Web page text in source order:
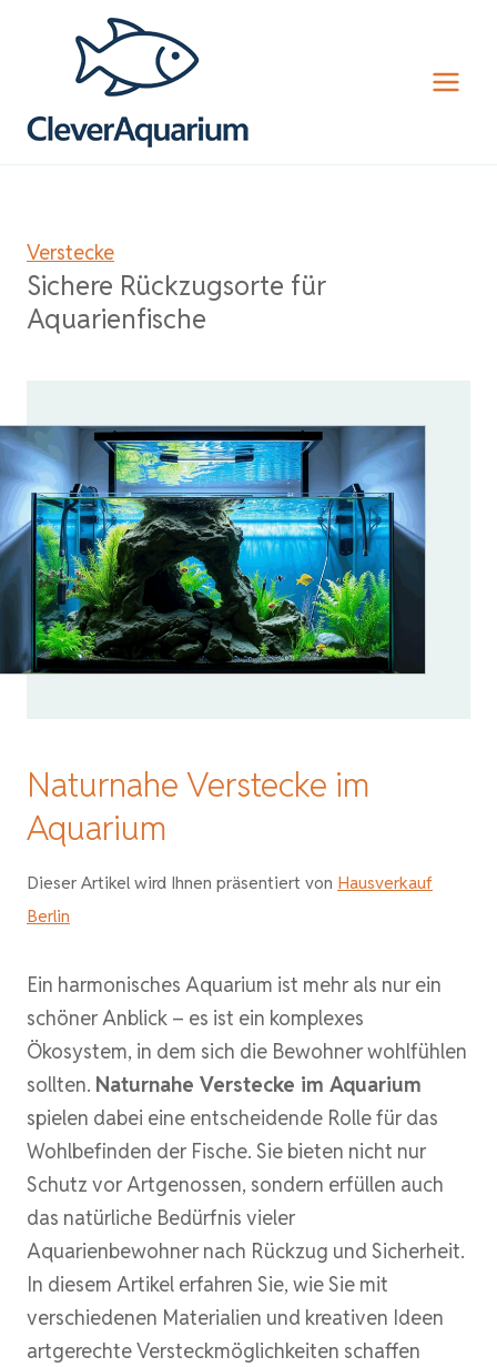
Verstecke
Sichere Rückzugsorte für
Aquarienfische
Naturnahe Verstecke im
Aquarium
Dieser Artikel wird Ihnen präsentiert von Hausverkauf
Berlin
Ein harmonisches Aquarium ist mehr als nur ein
schöner Anblick – es ist ein komplexes
Ökosystem, in dem sich die Bewohner wohlfühlen
sollten. Naturnahe Verstecke im Aquarium
spielen dabei eine entscheidende Rolle für das
Wohlbefinden der Fische. Sie bieten nicht nur
Schutz vor Artgenossen, sondern erfüllen auch
das natürliche Bedürfnis vieler
Aquarienbewohner nach Rückzug und Sicherheit.
In diesem Artikel erfahren Sie, wie Sie mit
verschiedenen Materialien und kreativen Ideen
artgerechte Versteckmöglichkeiten schaffen